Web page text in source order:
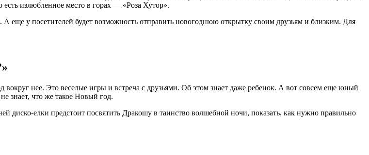
излюбленное место в горах — «Роза Хутор».
еще у посетителей будет возможность отправить новогоднюю открытку своим друзьям и близким. Для
нее. Это веселые игры и встреча с друзьями. Об этом знает даже ребенок. А вот совсем еще юный
знает, что же такое Новый год.
елки предстоит посвятить Дракошу в таинство волшебной ночи, показать, как нужно правильно